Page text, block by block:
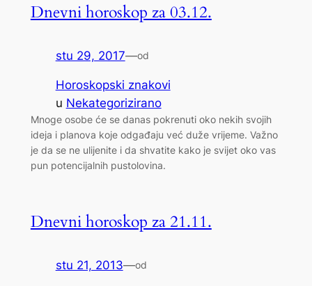
Dnevni horoskop za 03.12.
stu 29, 2017—od
Horoskopski znakovi
u Nekategorizirano
Mnoge osobe će se danas pokrenuti oko nekih svojih
ideja i planova koje odgađaju već duže vrijeme. Važno
je da se ne ulijenite i da shvatite kako je svijet oko vas
pun potencijalnih pustolovina.
Dnevni horoskop za 21.11.
stu 21, 2013—od